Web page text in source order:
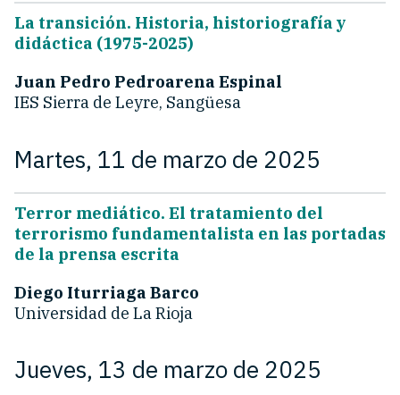
La transición. Historia, historiografía y
didáctica (1975-2025)
Juan Pedro Pedroarena Espinal
IES Sierra de Leyre, Sangüesa
Martes, 11 de marzo de 2025
Terror mediático. El tratamiento del
terrorismo fundamentalista en las portadas
de la prensa escrita
Diego Iturriaga Barco
Universidad de La Rioja
Jueves, 13 de marzo de 2025